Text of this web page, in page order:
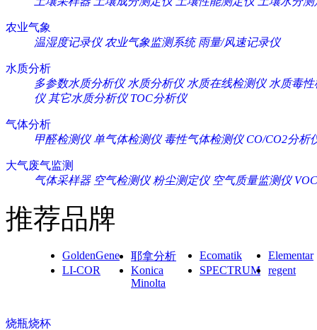
农业气象
温湿度记录仪 农业气象监测系统 雨量/风速记录仪
水质分析
多参数水质分析仪 水质分析仪 水质在线检测仪 水质毒
仪 其它水质分析仪 TOC分析仪
气体分析
甲醛检测仪 单气体检测仪 毒性气体检测仪 CO/CO2分析
大气废气监测
气体采样器 空气检测仪 粉尘测定仪 空气质量监测仪
推荐品牌
GoldenGene 耶拿分析 Ecomatik
Elementar
LI-COR
Konica
Minolta
SPECTRUM regent
烧瓶烧杯